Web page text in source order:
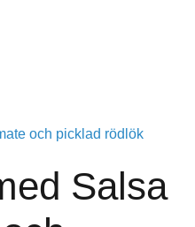
Salsa